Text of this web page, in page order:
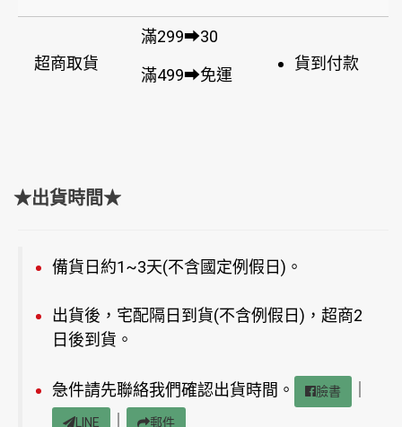
超商取貨
滿299➡30
滿499➡免運
貨到付款
★出貨時間★
備貨日約1~3天(不含國定例假日)。
出貨後，宅配隔日到貨(不含例假日)，超商2
日後到貨。
急件請先聯絡我們確認出貨時間。 臉書
LINE 郵件